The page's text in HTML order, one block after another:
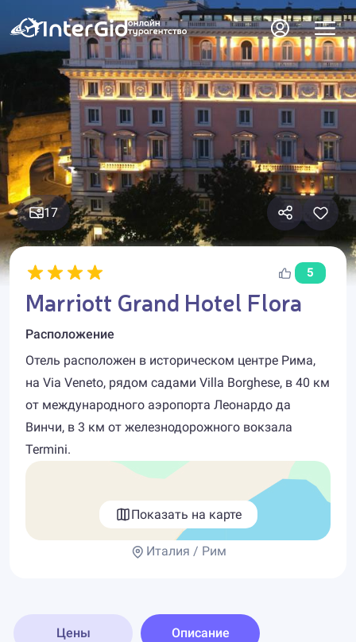
17
5
Marriott Grand Hotel Flora
Расположение
Отель расположен в историческом центре Рима,
на Via Veneto, рядом садами Villa Borghese, в 40 км
от международного аэропорта Леонардо да
Винчи, в 3 км от железнодорожного вокзала
Termini.
Показать на карте
Италия / Рим
Цены Описание